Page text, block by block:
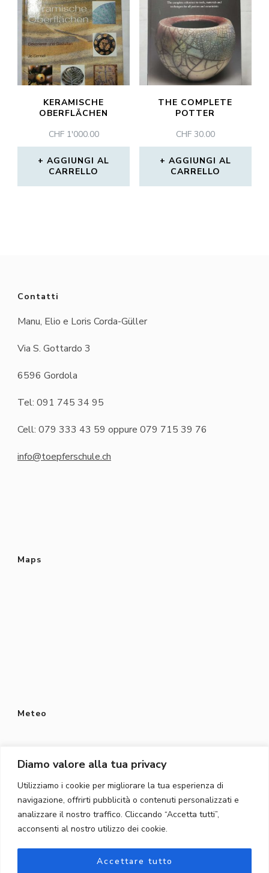
Diamo valore alla tua privacy
Utilizziamo i cookie per migliorare la tua esperienza di
navigazione, offrirti pubblicità o contenuti personalizzati e
analizzare il nostro traffico. Cliccando “Accetta tutti”,
acconsenti al nostro utilizzo dei cookie.
Accettare tutto
KERAMISCHE
OBERFLÄCHEN
CHF1'000.00
AGGIUNGI AL
CARRELLO
THE COMPLETE
POTTER
CHF30.00
AGGIUNGI AL
CARRELLO
Contatti
Manu, Elio e Loris Corda-Güller
Via S. Gottardo 3
6596 Gordola
Tel: 091 745 34 95
Cell: 079 333 43 59 oppure 079 715 39 76
info@toepferschule.ch
Maps
Meteo
Protezione dei dati
Privacy Policy
Protezione dei dati